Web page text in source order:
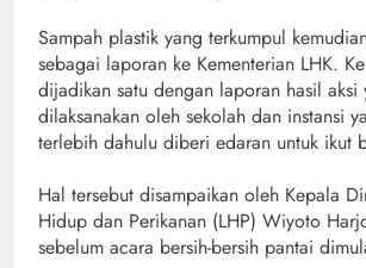
Sampah plastik yang terkumpul
sebagai laporan ke Kementerian LHK.
dijadikan satu dengan laporan hasil aksi
dilaksanakan oleh sekolah dan instansi
terlebih dahulu diberi edaran untuk ikut
Hal tersebut disampaikan oleh Kepala
Hidup dan Perikanan (LHP) Wiyoto
sebelum acara bersih-bersih pantai